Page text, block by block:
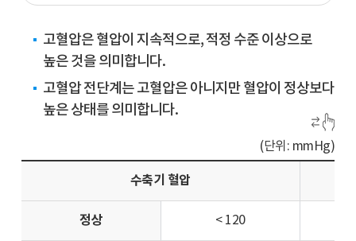
고혈압은 혈압이 지속적으로, 적정 수준 이상으로
높은 것을 의미합니다.
고혈압 전단계는 고혈압은 아니지만 혈압이 정상보다
높은 상태를 의미합니다.
(단위: mmHg)
수축기 혈압
정상 < 120